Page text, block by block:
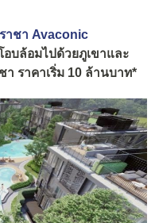
าชา Avaconic
อบล้อมไปด้วยภูเขาและ
า ราคาเริ่ม 10 ล้านบาท*